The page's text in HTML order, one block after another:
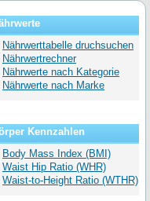
Nährwerttabelle druchsuchen
Nährwertrechner
Nährwerte nach Kategorie
Nährwerte nach Marke
Kennzahlen
Body Mass Index (BMI)
Waist Hip Ratio (WHR)
Waist-to-Height Ratio (WTHR)